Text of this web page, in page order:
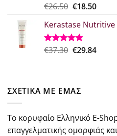
Βαθμολογήθηκε
από 5
€26.50 Original
was:
€26.50.
€18.50Η
τιμή
€18.50.
Kerastase
Βαθμολογήθηκε
€37.30 Original
€29.84Η
ΣΧΕΤΙΚΑ ΜΕ ΕΜΑΣ
Το κορυφαίο Ελληνικό E-
επαγγελματικής ομορφιάς